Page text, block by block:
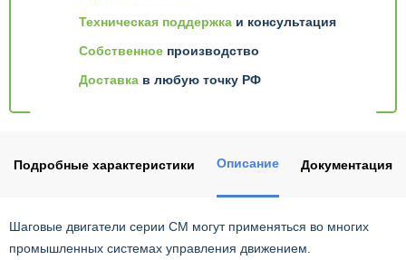
Техническая поддержка и консультация
Собственное производство
Доставка в любую точку РФ
Подробные характеристики Описание Документация
Шаговые двигатели серии CM могут применяться во многих
промышленных системах управления движением.